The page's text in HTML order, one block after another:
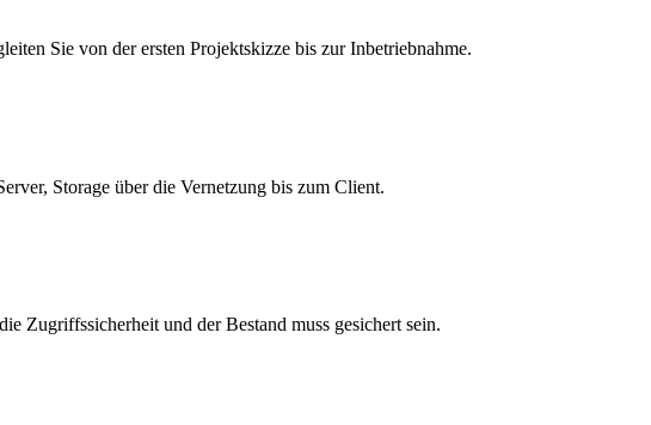
Sie von der ersten Projektskizze bis zur Inbetriebnahme.
Storage über die Vernetzung bis zum Client.
Zugriffssicherheit und der Bestand muss gesichert sein.